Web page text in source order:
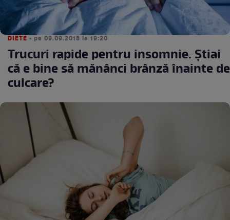
DIETE • pe 09.09.2018 la 19:20
Trucuri rapide pentru insomnie. Știai
că e bine să mănânci brânză înainte de
culcare?